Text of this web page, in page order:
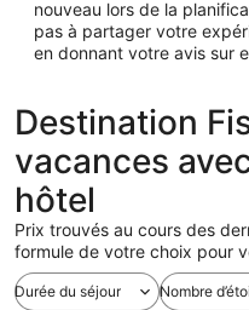
nouveau lors de la
pas à partager votre
en donnant votre avis sur
Destination
vacances
hôtel
Prix trouvés au cours des
formule de votre choix pour
Durée du séjour Nombre